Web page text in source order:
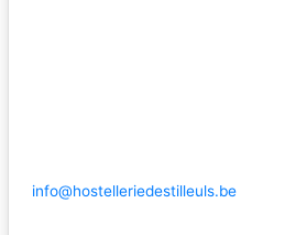
info@hostelleriedestilleuls.be